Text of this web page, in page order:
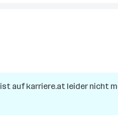
ist auf karriere.at leider nicht